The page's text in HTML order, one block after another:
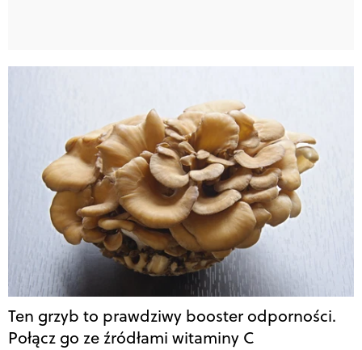
Ten grzyb to prawdziwy booster odporności.
Połącz go ze źródłami witaminy C